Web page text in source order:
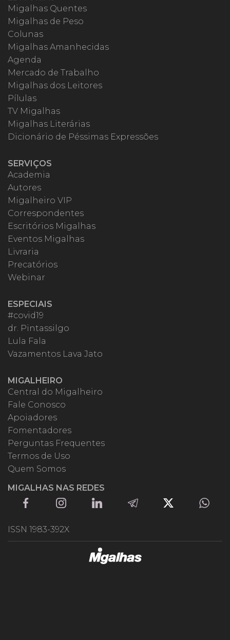
Migalhas Quentes
Migalhas de Peso
Colunas
Migalhas Amanhecidas
Agenda
Mercado de Trabalho
Migalhas dos Leitores
Pílulas
TV Migalhas
Migalhas Literárias
Dicionário de Péssimas Expressões
SERVIÇOS
Academia
Autores
Migalheiro VIP
Correspondentes
Escritórios Migalhas
Eventos Migalhas
Livraria
Precatórios
Webinar
ESPECIAIS
#covid19
dr. Pintassilgo
Lula Fala
Vazamentos Lava Jato
MIGALHEIRO
Central do Migalheiro
Fale Conosco
Apoiadores
Fomentadores
Perguntas Frequentes
Termos de Uso
Quem Somos
MIGALHAS NAS REDES
ISSN 1983-392X